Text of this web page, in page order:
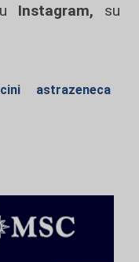
Instagram, su
astrazeneca